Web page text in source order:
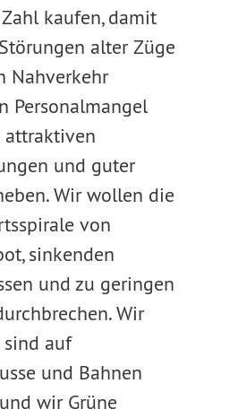
kaufen, damit
alter Züge
Nahverkehr
Personalmangel
und guter
Wir wollen die
von
sinkenden
und zu geringen
Wir
auf
und Bahnen
wir Grüne